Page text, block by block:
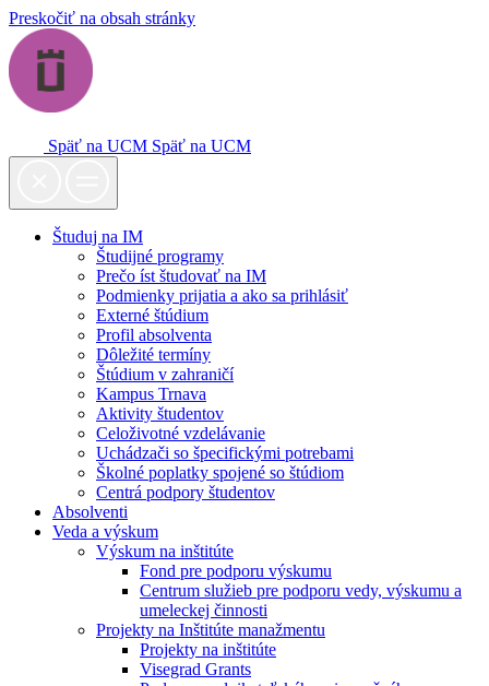
Preskočiť na obsah stránky
Späť na UCM Späť na UCM
Študuj na IM
Študijné programy
Prečo íst študovať na IM
Podmienky prijatia a ako sa prihlásiť
Externé štúdium
Profil absolventa
Dôležité termíny
Štúdium v zahraničí
Kampus Trnava
Aktivity študentov
Celoživotné vzdelávanie
Uchádzači so špecifickými potrebami
Školné poplatky spojené so štúdiom
Centrá podpory študentov
Absolventi
Veda a výskum
Výskum na inštitúte
Fond pre podporu výskumu
Centrum služieb pre podporu vedy, výskumu a
umeleckej činnosti
Projekty na Inštitúte manažmentu
Projekty na inštitúte
Visegrad Grants